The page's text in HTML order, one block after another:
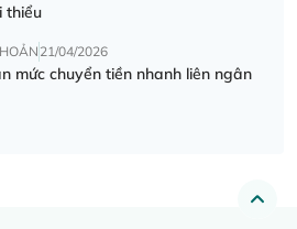
thiểu
21/04/2026
mức chuyển tiền nhanh liên ngân